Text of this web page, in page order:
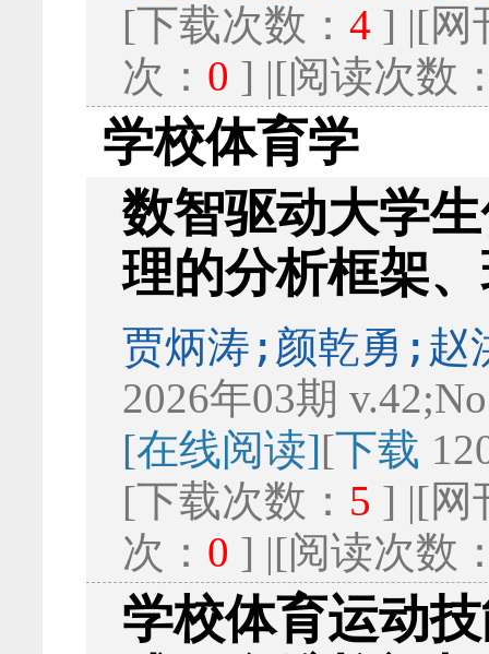
[下载次数：4 ] |[网
次： 0 ] |[阅读次数
学校体育学
数智驱动大学
理的分析框架
贾炳涛;颜乾勇;赵
2026年03期
[在线阅读][下载
[下载次数： 5 ] |[网
次： 0 ] |[阅读次数
学校体育运动